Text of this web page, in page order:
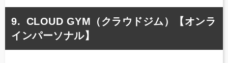
CLOUD GYM（クラウドジム）【オンラ
インパーソナル】